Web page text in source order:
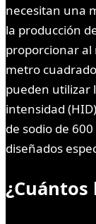
necesitan una
la producción
proporcionar al
metro
pueden utilizar
intensidad
de sodio de
diseñados